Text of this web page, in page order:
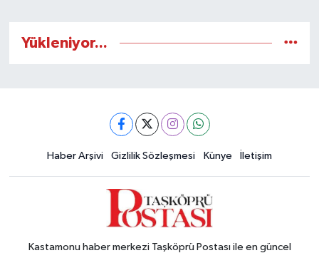
Yükleniyor...
Haber Arşivi Gizlilik Sözleşmesi Künye İletişim
Kastamonu haber merkezi Taşköprü Postası ile en güncel